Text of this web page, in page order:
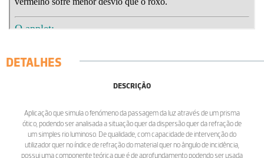
DETALHES
DESCRIÇÃO
Aplicação que simula o fenómeno da passagem da luz através de um prisma
ótico, podendo ser analisada a situação quer da dispersão quer da refração de
um simples rio luminoso. De qualidade, com capacidade de intervenção do
utilizador quer no índice de refração do material quer no ângulo de incidência,
possui uma componente teórica que é de aprofundamento podendo ser usada